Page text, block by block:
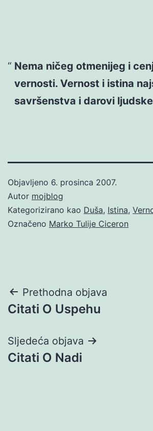
Nema ničeg otmenijeg i
vernosti. Vernost i istina
savršenstva i darovi
Objavljeno 6. prosinca 2007.
Autor mojblog
Kategorizirano kao Duša, Istina,
Označeno Marko Tulije Ciceron
Navigacija
objava
Prethodna objava
Citati O Uspehu
Sljedeća objava
Citati O Nadi